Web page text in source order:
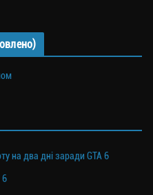
на два дні заради GTA 6
6